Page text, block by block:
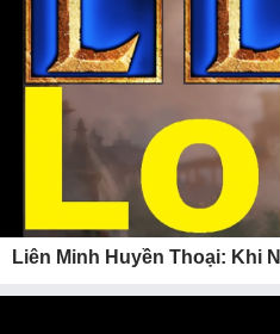
Liên Minh Huyền Thoại: Khi